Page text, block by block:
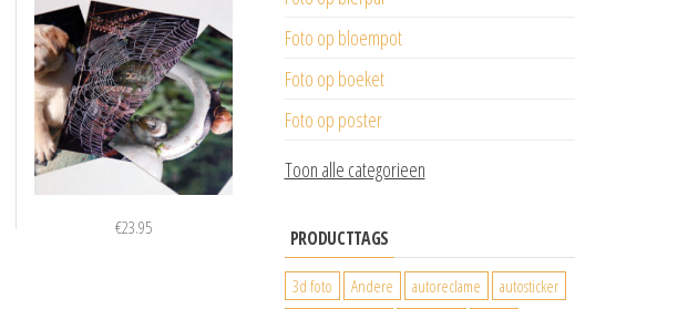
€23.95
Foto op bloempot
Foto op boeket
Foto op poster
Toon alle categorieen
PRODUCTTAGS
3d foto Andere autoreclame
autosticker